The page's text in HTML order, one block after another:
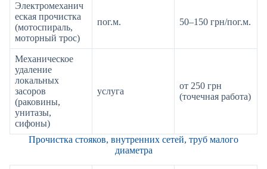
Электромеханич
еская прочистка
(мотоспираль,
моторный трос)
пог.м. 50–150 грн/пог.м.
Механическое
удаление
локальных
засоров
(раковины,
унитазы,
сифоны)
услуга
от 250 грн
(точечная работа)
Прочистка стояков, внутренних сетей, труб малого
диаметра